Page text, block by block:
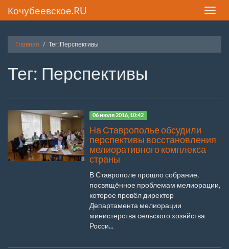
Toggle
Кочубеевское.RU
Главная Тег: Перспективы
Тег: Перспективы
06 июля 2016, 10:42
На Ставрополье обсудили
перспективы восстановления
мелиоративного комплекса
страны
В Ставрополе прошло собрание,
посвящённое проблемам мелиорации,
которое провёл директор
Департамента мелиорации
министерства сельского хозяйства
Росси...